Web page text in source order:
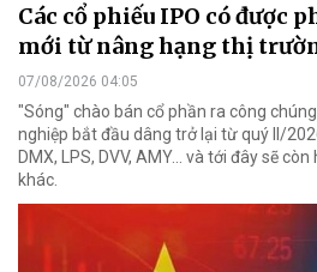
Các cổ phiếu IPO có được
mới từ nâng hạng thị
07/08/2026 04:05
"Sóng" chào bán cổ phần ra công
nghiệp bắt đầu dâng trở lại từ quý II/
DMX, LPS, DVV, AMY... và tới đây sẽ
khác.